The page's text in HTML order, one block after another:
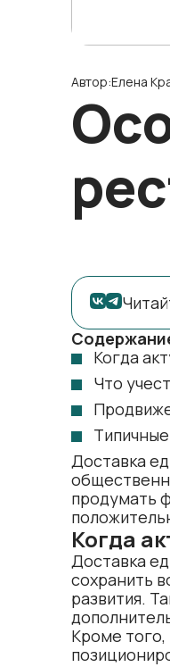
Автор:Елена
Когда
Что
Доставка
продумать
Когда
Доставка
сохранить
развития.
Кроме